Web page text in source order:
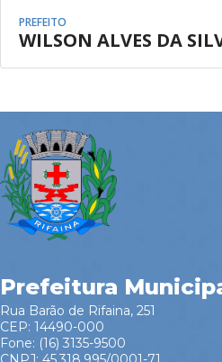
PREFEITO
WILSON ALVES DA
Prefeitura
Rua Barão de Rifaina, 251
CEP: 14490-000
Fone: (16) 3135-9500